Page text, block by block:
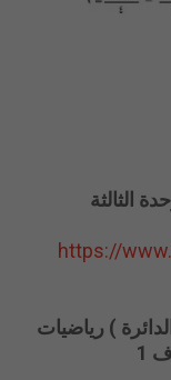
الثالثة
https://
) رياضيات
1